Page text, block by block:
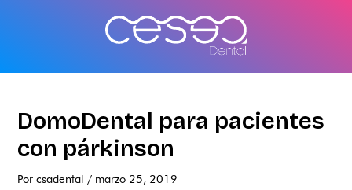
DomoDental para pacientes
con párkinson
Porcsadental / marzo 25, 2019